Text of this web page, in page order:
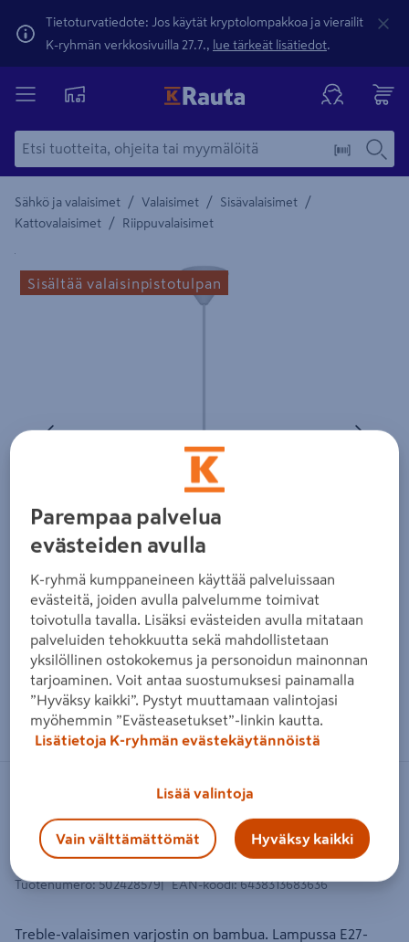
Tietoturvatiedote: Jos käytät kryptolompakkoa ja vierailit
K-ryhmän verkkosivuilla 27.7., lue tärkeät lisätiedot.
Sähkö ja valaisimet / Valaisimet / Sisävalaisimet /
Kattovalaisimet / Riippuvalaisimet
Yksityiskohtainen kuvaus löytyy Tuotteen kuvaus -
Sisältää valaisinpistotulpan
Zoomaa kuvaa sormilla kosketusnäytöllä
Riippuvalaisin Cello Treble 280mm
E27 bambu
Tuotenumero:502428579 EAN-koodi:6438313683636
Treble-valaisimen varjostin on bambua. Lampussa E27-
Parempaa palvelua
evästeiden avulla
K-ryhmä kumppaneineen käyttää palveluissaan
evästeitä, joiden avulla palvelumme toimivat
toivotulla tavalla. Lisäksi evästeiden avulla mitataan
palveluiden tehokkuutta sekä mahdollistetaan
yksilöllinen ostokokemus ja personoidun mainonnan
tarjoaminen. Voit antaa suostumuksesi painamalla
”Hyväksy kaikki”. Pystyt muuttamaan valintojasi
myöhemmin ”Evästeasetukset”-linkin kautta.
Lisätietoja K-ryhmän evästekäytännöistä
Lisää valintoja
Vain välttämättömät Hyväksy kaikki